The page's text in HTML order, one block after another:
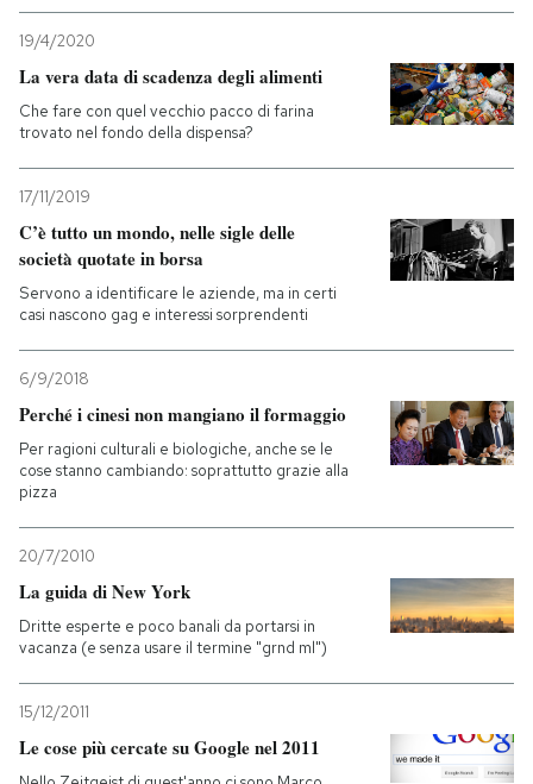
19/4/2020
La vera data di scadenza degli alimenti
Che fare con quel vecchio pacco di farina
trovato nel fondo della dispensa?
17/11/2019
C’è tutto un mondo, nelle sigle delle
società quotate in borsa
Servono a identificare le aziende, ma in certi
casi nascono gag e interessi sorprendenti
6/9/2018
Perché i cinesi non mangiano il formaggio
Per ragioni culturali e biologiche, anche se le
cose stanno cambiando: soprattutto grazie alla
pizza
20/7/2010
La guida di New York
Dritte esperte e poco banali da portarsi in
vacanza (e senza usare il termine "grnd ml")
15/12/2011
Le cose più cercate su Google nel 2011